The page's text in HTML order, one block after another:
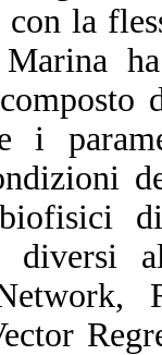
la
i
diversi